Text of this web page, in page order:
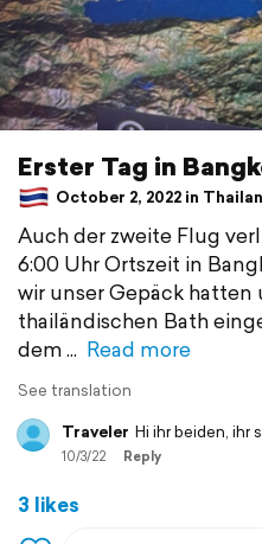
Erster Tag in
October 2, 2022 in
Auch der zweite Flug
6:00 Uhr Ortszeit in
wir unser Gepäck
thailändischen Bath
dem
Read more
See translation
Traveler Hi ihr beiden, ihr
10/3/22 Reply
3 likes